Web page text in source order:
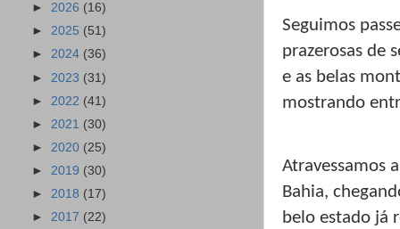
Seguimos
prazerosas de
e as belas
mostrando
Atravessamos
Bahia,
belo estado já
► 2026 (16)
► 2025 (51)
► 2024 (36)
► 2023 (31)
► 2022 (41)
► 2021 (30)
► 2020 (25)
► 2019 (30)
► 2018 (17)
► 2017 (22)